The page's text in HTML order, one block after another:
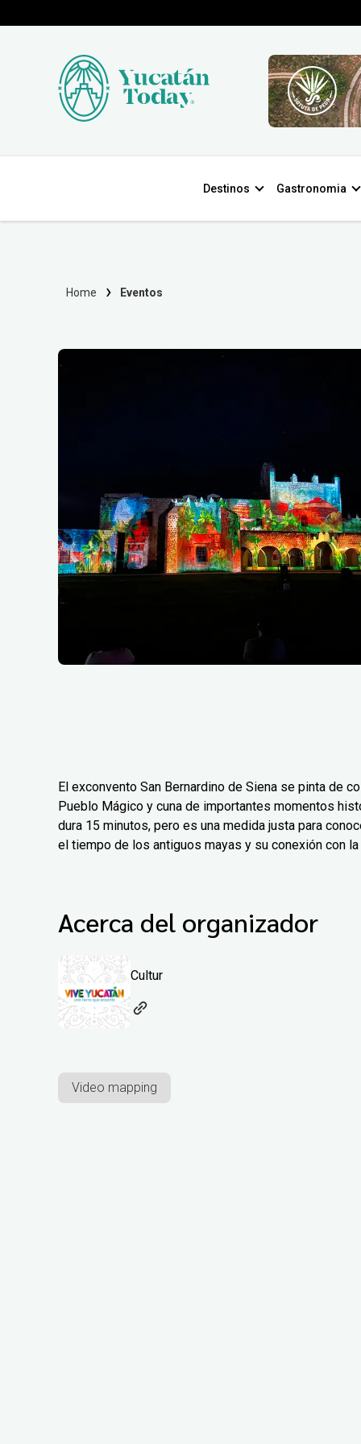
Destinos Gastronomia
Home Eventos
El exconvento San Bernardino de Siena se pinta de
Pueblo Mágico y cuna de importantes momentos
dura 15 minutos, pero es una medida justa para
el tiempo de los antiguos mayas y su conexión con
Acerca del organizador
Cultur
Video mapping